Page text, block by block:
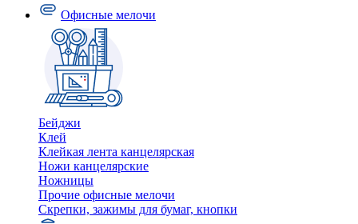
Офисные мелочи
Бейджи
Клей
Клейкая лента канцелярская
Ножи канцелярские
Ножницы
Прочие офисные мелочи
Скрепки, зажимы для бумаг, кнопки